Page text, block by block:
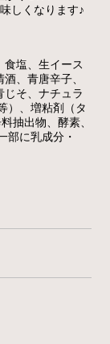
しくなります♪
食塩、生イース
、青唐辛子、
そ、ナチュラ
）、増粘剤（タ
抽出物、酵素、
部に乳成分・